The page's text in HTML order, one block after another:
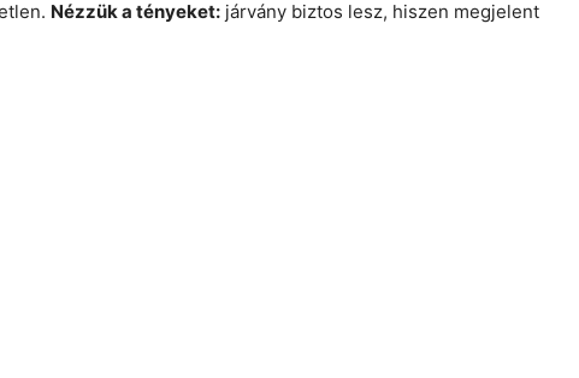
Nézzük a tényeket: járvány biztos lesz, hiszen megjelent